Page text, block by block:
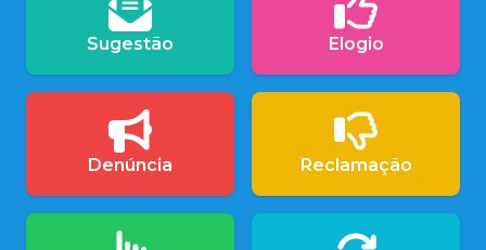
Sugestão Elogio
Denúncia Reclamação